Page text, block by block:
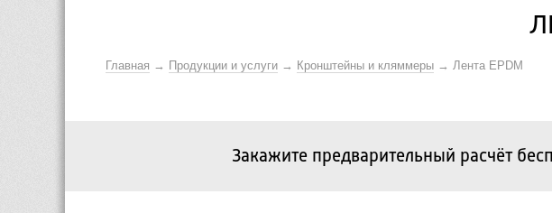
Главная Продукции и услуги Кронштейны и кляммеры Лента EPDM
Закажите предварительный расчёт